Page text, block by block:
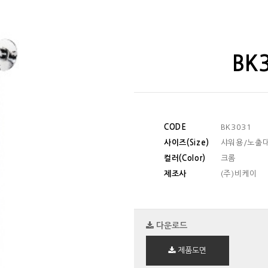
CODE
BK3031
사이즈(Size)
샤워용/노출
컬러(Color)
크롬
제조사
(주)비케이
다운로드
제품도면